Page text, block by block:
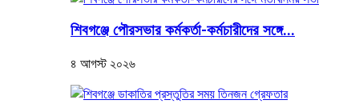
শিবগঞ্জে পৌরসভার কর্মকর্তা-কর্মচারীদের সঙ্গে...
৪ আগস্ট ২০২৬